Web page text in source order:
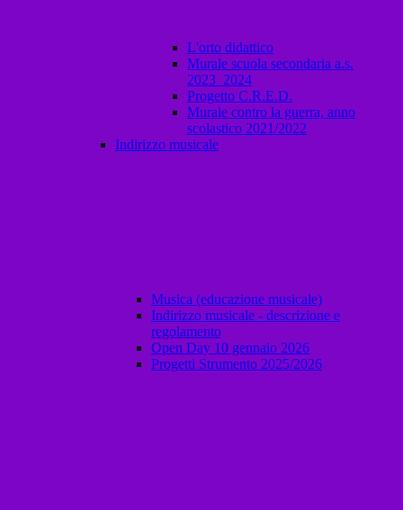
L'orto didattico
Murale scuola secondaria a.s.
2023_2024
Progetto C.R.E.D.
Murale contro la guerra, anno
scolastico 2021/2022
Indirizzo musicale
Musica (educazione musicale)
Indirizzo musicale - descrizione e
regolamento
Open Day 10 gennaio 2026
Progetti Strumento 2025/2026